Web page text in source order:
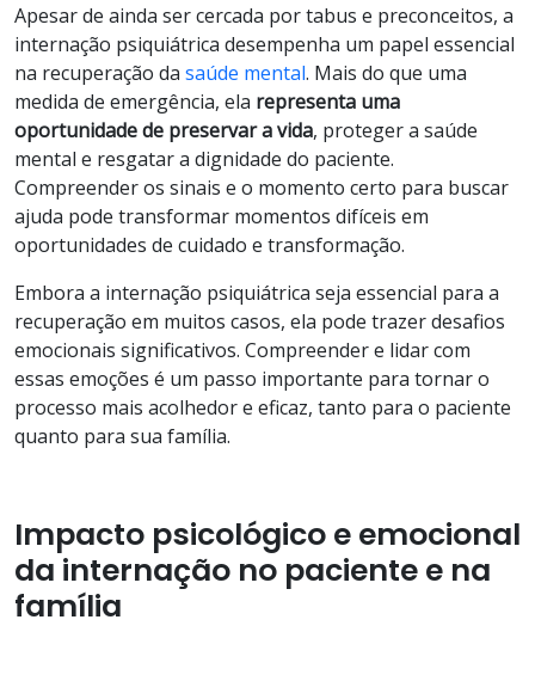
Apesar de ainda ser cercada por tabus e preconceitos, a
internação psiquiátrica desempenha um papel essencial
na recuperação da saúde mental. Mais do que uma
medida de emergência, ela representa uma
oportunidade de preservar a vida, proteger a saúde
mental e resgatar a dignidade do paciente.
Compreender os sinais e o momento certo para buscar
ajuda pode transformar momentos difíceis em
oportunidades de cuidado e transformação.
Embora a internação psiquiátrica seja essencial para a
recuperação em muitos casos, ela pode trazer desafios
emocionais significativos. Compreender e lidar com
essas emoções é um passo importante para tornar o
processo mais acolhedor e eficaz, tanto para o paciente
quanto para sua família.
Impacto psicológico e emocional
da internação no paciente e na
família